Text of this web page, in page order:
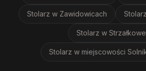
Stolarz w Zawidowicach Stolarz
Stolarz w
Stolarz w miejscowości